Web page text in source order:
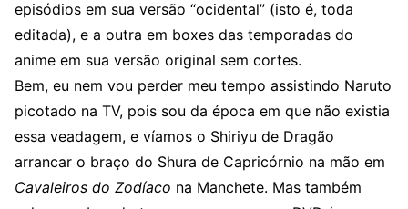
episódios em sua versão “ocidental” (isto é, toda
editada), e a outra em boxes das temporadas do
anime em sua versão original sem cortes.
Bem, eu nem vou perder meu tempo assistindo Naruto
picotado na TV, pois sou da época em que não existia
essa veadagem, e víamos o Shiriyu de Dragão
arrancar o braço do Shura de Capricórnio na mão em
Cavaleiros do Zodíaco na Manchete. Mas também